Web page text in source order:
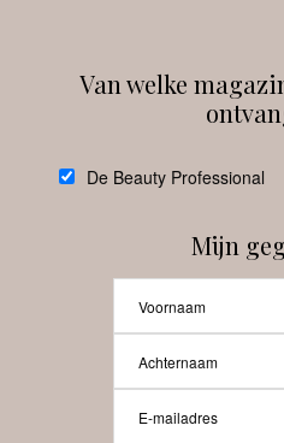
Van welke
De Beauty Professional
Mijn